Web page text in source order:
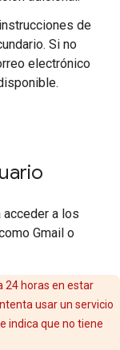
de
Si no
electrónico
acceder a los
Gmail o
24 horas en estar
usar un servicio
indica que no tiene